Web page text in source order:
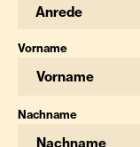
Anrede
Vorname
Nachname